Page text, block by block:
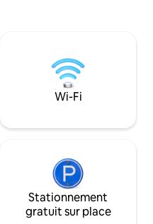
une
le
et
Wi-Fi
Stationnement
gratuit sur place